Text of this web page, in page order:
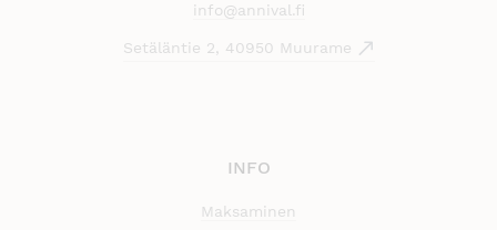
info@annival.fi
Setäläntie 2, 40950 Muurame
INFO
Maksaminen